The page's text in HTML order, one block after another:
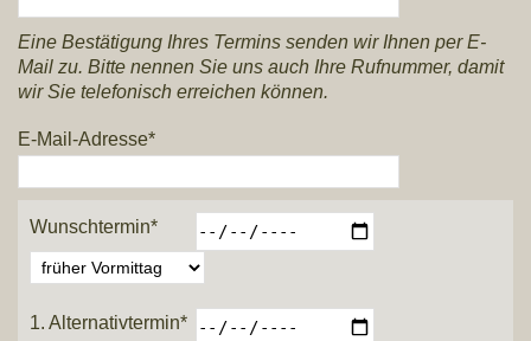
Eine Bestätigung Ihres Termins senden wir Ihnen per E-
Mail zu. Bitte nennen Sie uns auch Ihre Rufnummer, damit
wir Sie telefonisch erreichen können.
E-Mail-Adresse*
Wunschtermin*
1. Alternativtermin*